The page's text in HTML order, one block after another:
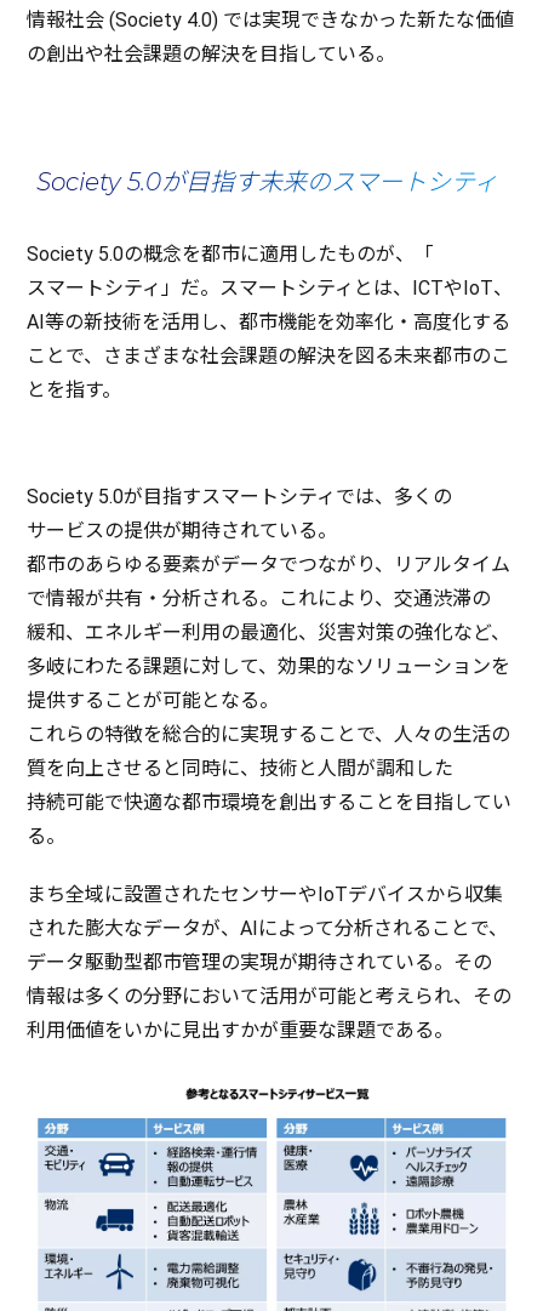
情報社会 (Society 4.0) では実現できなかった新たな価値
の創出や社会課題の解決を 目指している。
Society 5.0が目指す未来のスマートシティ
Society 5.0の概念を都市に適用 したものが、「
スマートシティ 」だ。 スマートシティ とは、ICTやIoT、
AI等の新技術を活用 し、都市機能を効率化 ・高度化する
ことで、さまざまな社会課題の解決を図る未来都市のこ
とを指す。
Society 5.0が目指すスマートシティ では、多くの
サービスの提供が期待されている。
都市のあらゆる要素がデータでつながり、
リアルタイム
で情報が共有 ・分析される。これにより、交通渋滞の
緩和、 エネルギー利用の最適化、 災害対策の強化など、
多岐にわたる課題に対して、効果的なソリューションを
提供することが可能となる。
これらの特徴を総合的に実現することで、人々の生活の
質を向上させると 同時に、技術 と 人間が調和 した
持続可能で快適な都市環境を創出することを 目指してい
る。
まち全域に設置されたセンサーやIoTデバイスから収集
された膨大なデータが、AIによって分析されることで、
データ駆動型都市管理の実現が期待されている。その
情報は多くの分野において活用が可能と考えられ、その
利用価値をいかに見出すかが重要な課題である。